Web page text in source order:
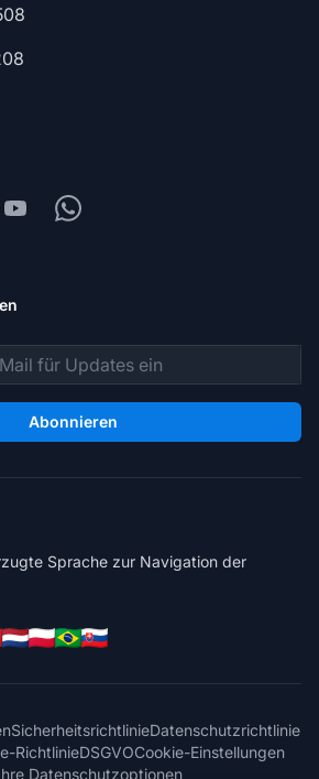
YoutubeWhatsapp
Abonnieren
Sprache zur Navigation der
SicherheitsrichtlinieDatenschutzrichtlinie
RichtlinieDSGVOCookie-Einstellungen
Datenschutzoptionen